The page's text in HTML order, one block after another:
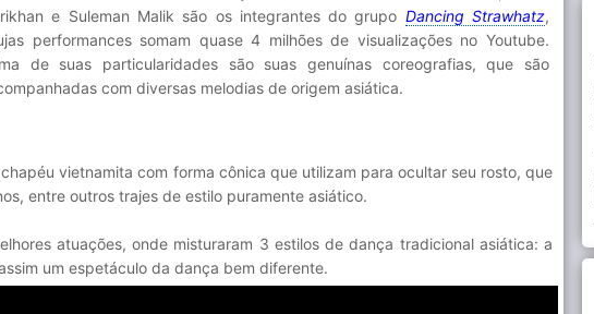
e Suleman Malik são os integrantes do grupo Dancing Strawhatz,
performances somam quase 4 milhões de visualizações no Youtube.
de suas particularidades são suas genuínas coreografias, que são
com diversas melodias de origem asiática.
vietnamita com forma cônica que utilizam para ocultar seu rosto, que
entre outros trajes de estilo puramente asiático.
atuações, onde misturaram 3 estilos de dança tradicional asiática: a
um espetáculo da dança bem diferente.